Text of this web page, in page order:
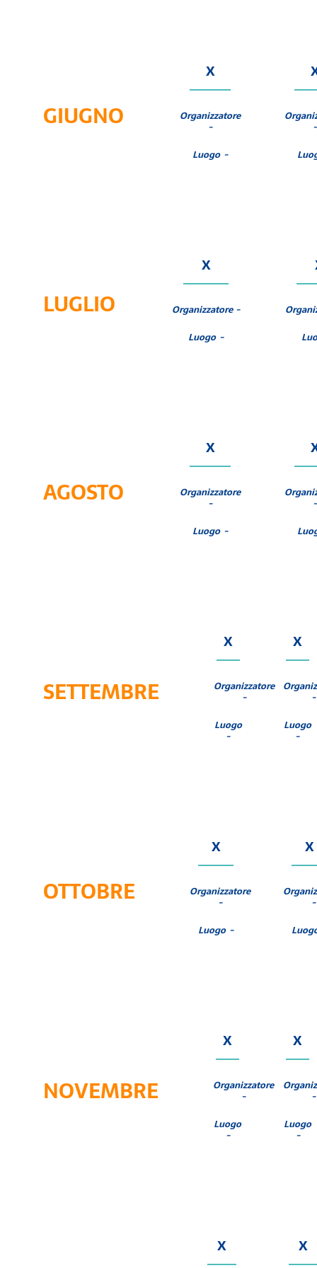
GIUGNO
X
Organizzatore
-
Luogo -
-
LUGLIO
X
Organizzatore -
Luogo -
AGOSTO
X
Organizzatore
-
Luogo -
-
SETTEMBRE
X
Organizzatore
-
Luogo
-
X
-
Luogo
-
OTTOBRE
X
Organizzatore
-
Luogo -
X
-
NOVEMBRE
X
Organizzatore
-
Luogo
-
X
-
Luogo
-
X X